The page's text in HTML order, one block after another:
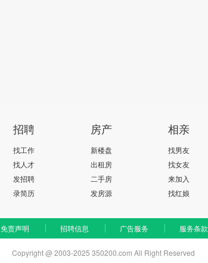
招聘
找工作
找人才
发招聘
录简历
房产
新楼盘
出租房
二手房
发房源
相亲
找男友
找女友
来加入
找红娘
免责声明 招聘信息 广告服务 服务条款
Copyright @ 2003-2025 350200.com All Right Reserved